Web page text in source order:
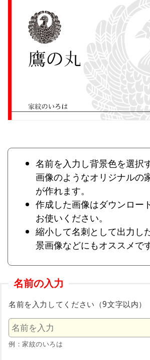
名前を入力し背景色を選択
画像のようなオリジナルの
が作れます。
作成した画像はダウンロー
お使いください。
縮小して名刺として出力し
景画像などにもオススメです
名前の入力
名前を入力してください（9文字以内）
例：家紋のいろは